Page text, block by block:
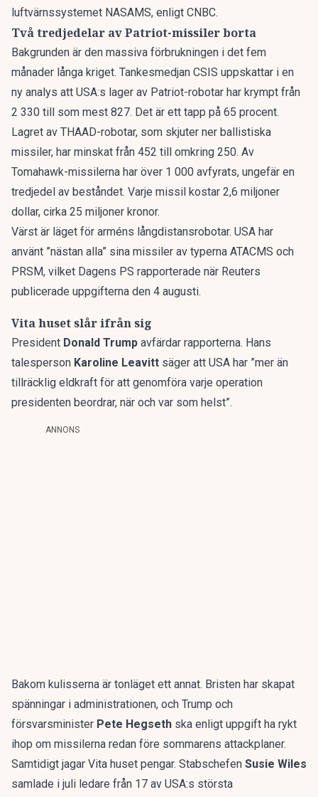
luftvärnssystemet NASAMS, enligt CNBC.
Två tredjedelar av Patriot-missiler borta
Bakgrunden är den massiva förbrukningen i det fem
månader långa kriget. Tankesmedjan CSIS uppskattar i en
ny analys att USA:s lager av Patriot-robotar har krympt från
2 330 till som mest 827. Det är ett tapp på 65 procent.
Lagret av THAAD-robotar, som skjuter ner ballistiska
missiler, har minskat från 452 till omkring 250. Av
Tomahawk-missilerna har över 1 000 avfyrats, ungefär en
tredjedel av beståndet. Varje missil kostar 2,6 miljoner
dollar, cirka 25 miljoner kronor.
Värst är läget för arméns långdistansrobotar. USA har
använt ”nästan alla” sina missiler av typerna ATACMS och
PRSM, vilket Dagens PS rapporterade när Reuters
publicerade uppgifterna den 4 augusti.
Vita huset slår ifrån sig
President Donald Trump avfärdar rapporterna. Hans
talesperson Karoline Leavitt säger att USA har ”mer än
tillräcklig eldkraft för att genomföra varje operation
presidenten beordrar, när och var som helst”.
ANNONS
Bakom kulisserna är tonläget ett annat. Bristen har skapat
spänningar i administrationen, och Trump och
försvarsminister Pete Hegseth ska enligt uppgift ha rykt
ihop om missilerna redan före sommarens attackplaner.
Samtidigt jagar Vita huset pengar. Stabschefen Susie Wiles
samlade i juli ledare från 17 av USA:s största